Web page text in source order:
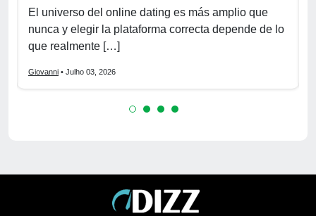
El universo del online dating es más amplio que
nunca y elegir la plataforma correcta depende de lo
que realmente […]
Giovanni • Julho 03, 2026